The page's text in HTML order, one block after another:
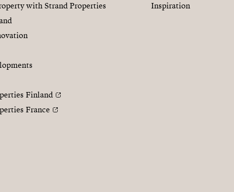
with Strand Properties
Finland
France
Inspiration